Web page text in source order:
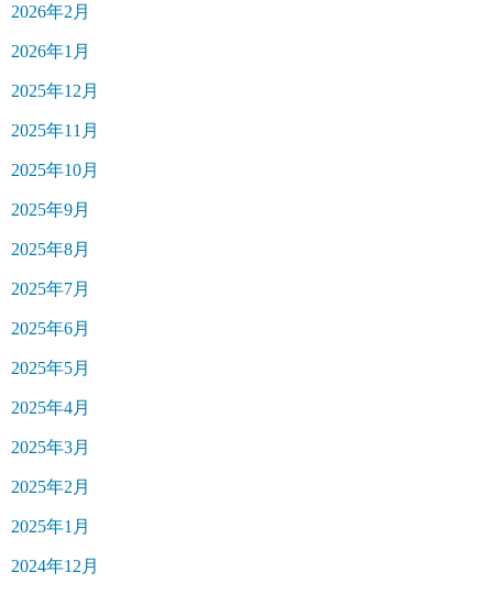
2026年2月
2026年1月
2025年12月
2025年11月
2025年10月
2025年9月
2025年8月
2025年7月
2025年6月
2025年5月
2025年4月
2025年3月
2025年2月
2025年1月
2024年12月